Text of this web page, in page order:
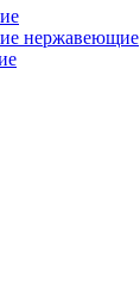
нержавеющие